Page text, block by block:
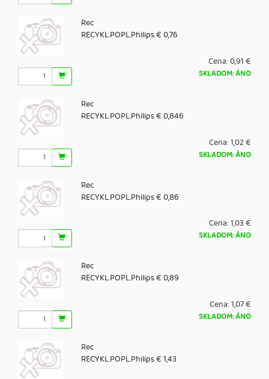
Rec
RECYKL.POPL.Philips € 0,76
Cena:0,91 €
SKLADOM: ÁNO
Rec
RECYKL.POPL.Philips € 0,846
Cena:1,02 €
SKLADOM: ÁNO
Rec
RECYKL.POPL.Philips € 0,86
Cena:1,03 €
SKLADOM: ÁNO
Rec
RECYKL.POPL.Philips € 0,89
Cena:1,07 €
SKLADOM: ÁNO
Rec
RECYKL.POPL.Philips € 1,43